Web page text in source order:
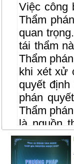
Việc công
Thẩm
quan
tái thẩm
Thẩm
khi xét xử
quyết
phán
Thẩm
là nguồn
viên, luật
học tập và